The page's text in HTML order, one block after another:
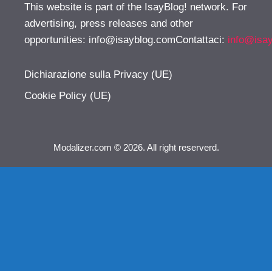
This website is part of the IsayBlog! network. For
advertising, press releases and other
opportunities: info@isayblog.comContattaci:
Dichiarazione sulla Privacy (UE)
Cookie Policy (UE)
Modalizer.com © 2026. All right reserverd.